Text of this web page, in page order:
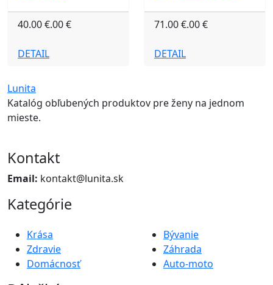
40.00 €.00 €
DETAIL
71.00 €.00 €
DETAIL
Lunita
Katalóg obľubených produktov pre ženy na jednom
mieste.
Kontakt
Email: kontakt@lunita.sk
Kategórie
Krása
Zdravie
Domácnosť
Bývanie
Záhrada
Auto-moto